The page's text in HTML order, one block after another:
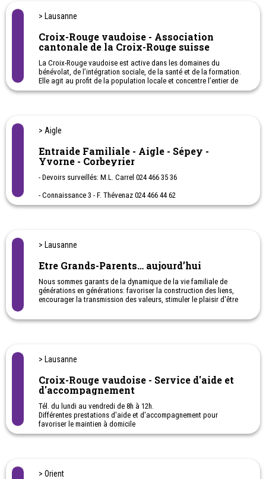
> Lausanne
Croix-Rouge vaudoise - Association
cantonale de la Croix-Rouge suisse
La Croix-Rouge vaudoise est active dans les domaines du
bénévolat, de l’intégration sociale, de la santé et de la formation.
Elle agit au profit de la population locale et concentre l’entier de
ses activités sur le Canton de Vaud. Ses prestations englobent
La CRV place l’humain au centre de ses préoccupations. Elle
s’engage en faveur des personnes vulnérables, isolées,
réduite ainsi que leurs proches. En tant qu’actrice sociale
reconnue, elle favorise le lien et la solidarité. Elle forme des
de l’accompagnement.
> Aigle
Entraide Familiale - Aigle - Sépey -
Yvorne - Corbeyrier
- Devoirs surveillés: M.L. Carrel 024 466 35 36
- Connaissance 3 - F. Thévenaz 024 466 44 62
> Lausanne
Etre Grands-Parents… aujourd’hui
Nous sommes garants de la dynamique de la vie familiale de
générations en générations: favoriser la construction des liens,
encourager la transmission des valeurs, stimuler le plaisir d'être
> Lausanne
Croix-Rouge vaudoise - Service d'aide et
d'accompagnement
Tél. du lundi au vendredi de 8h à 12h.
Différentes prestations d'aide et d'accompagnement pour
favoriser le maintien à domicile
> Orient